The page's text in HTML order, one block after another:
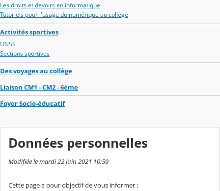
Les droits et devoirs en informatique
Tutoriels pour l'usage du numérique au collège
Activités sportives
UNSS
Sections sportives
Des voyages au collège
Liaison CM1 - CM2 - 6ème
Foyer Socio-éducatif
Données personnelles
Modifiée le mardi 22 juin 2021 10:59
Cette page a pour objectif de vous informer :